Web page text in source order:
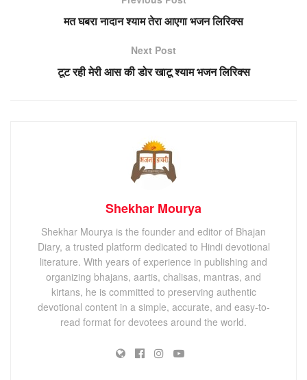
मत घबरा नादान श्याम तेरा आएगा भजन लिरिक्स
Next Post
टूट रही मेरी आस की डोर खाटू श्याम भजन लिरिक्स
Shekhar Mourya
Shekhar Mourya is the founder and editor of Bhajan
Diary, a trusted platform dedicated to Hindi devotional
literature. With years of experience in publishing and
organizing bhajans, aartis, chalisas, mantras, and
kirtans, he is committed to preserving authentic
devotional content in a simple, accurate, and easy-to-
read format for devotees around the world.